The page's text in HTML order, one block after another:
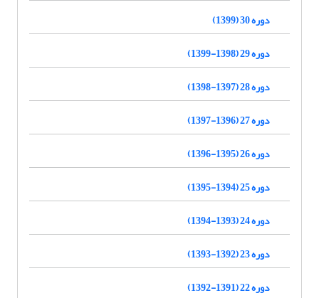
دوره 30 (1399)
دوره 29 (1398-1399)
دوره 28 (1397-1398)
دوره 27 (1396-1397)
دوره 26 (1395-1396)
دوره 25 (1394-1395)
دوره 24 (1393-1394)
دوره 23 (1392-1393)
دوره 22 (1391-1392)